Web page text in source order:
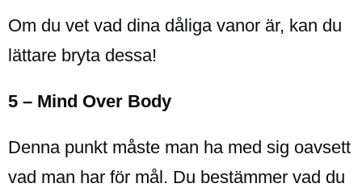
Om du vet vad dina dåliga vanor är, kan du
lättare bryta dessa!
5 – Mind Over Body
Denna punkt måste man ha med sig oavsett
vad man har för mål. Du bestämmer vad du